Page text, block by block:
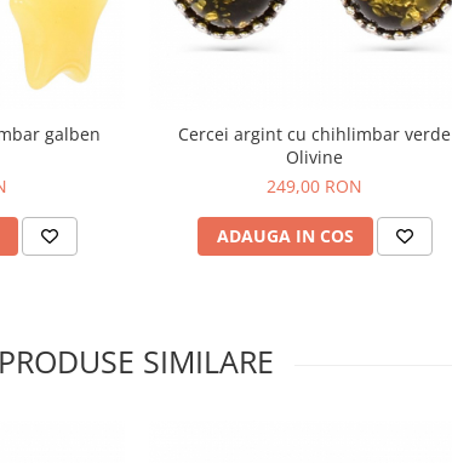
galben
Cercei argint cu chihlimbar verde
Olivine
249,00 RON
ADAUGA IN COS
PRODUSE SIMILARE